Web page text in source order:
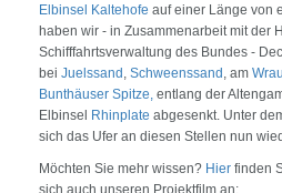
Elbinsel Kaltehofe auf einer Länge von
haben wir - in Zusammenarbeit mit der
Schifffahrtsverwaltung des Bundes -
bei Juelssand , Schweenssand , am
Bunthäuser Spitze, entlang der
Elbinsel
Rhinplate abgesenkt. Unter
sich das Ufer an diesen Stellen nun
Möchten Sie mehr wissen? Hier finden